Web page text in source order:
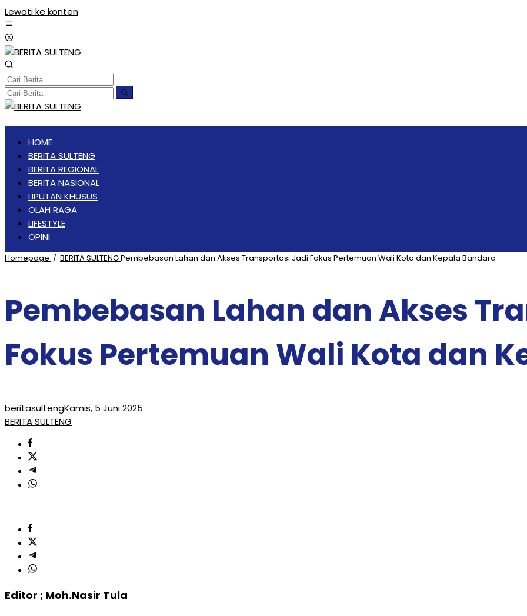
Lewati ke konten
HOME
BERITA SULTENG
BERITA REGIONAL
BERITA NASIONAL
LIPUTAN KHUSUS
OLAH RAGA
LIFESTYLE
OPINI
Homepage / BERITA SULTENGPembebasan Lahan dan Akses Transportasi Jadi Fokus Pertemuan Wali Kota dan Kepala Bandara
Pembebasan Lahan dan Akses
Fokus Pertemuan Wali Kota dan
beritasultengKamis, 5 Juni 2025
BERITA SULTENG
Editor ; Moh.Nasir Tula